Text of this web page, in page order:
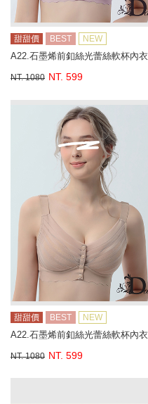
甜甜價 BEST NEW
A22.石墨烯前釦絲光蕾絲軟杯內衣
NT. 1080 NT. 599
甜甜價 BEST NEW
A22.石墨烯前釦絲光蕾絲軟杯內衣
NT. 1080 NT. 599